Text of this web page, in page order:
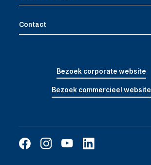
Contact
Bezoek corporate website
Bezoek commercieel website